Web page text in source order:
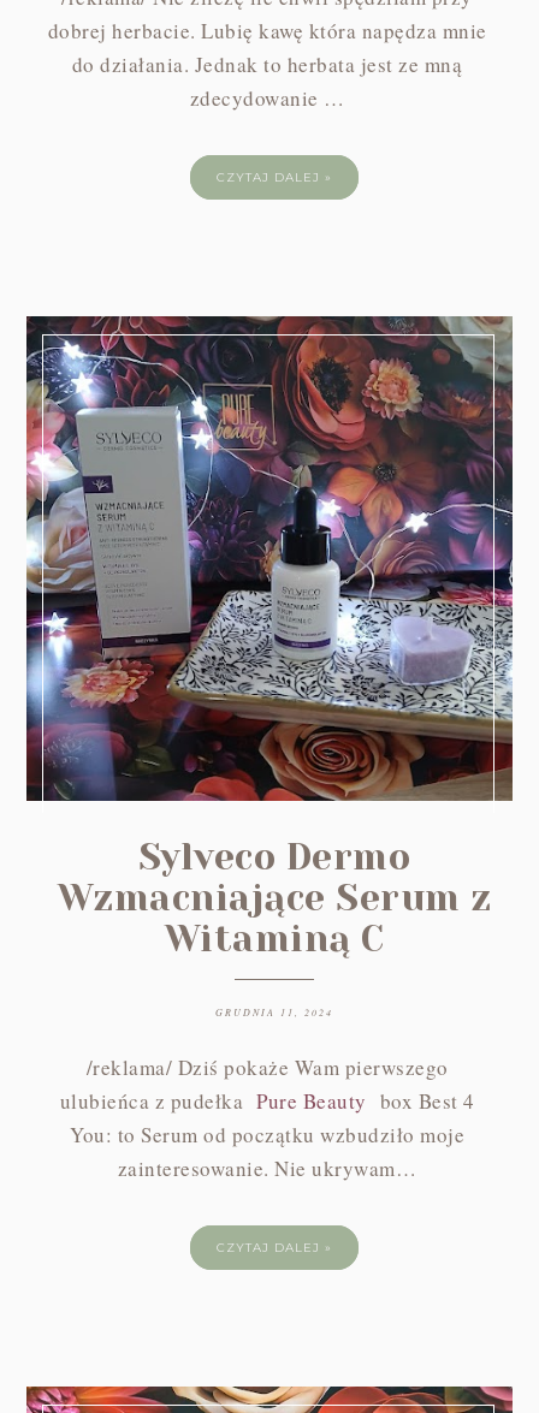
dobrej herbacie. Lubię kawę która napędza mnie
do działania. Jednak to herbata jest ze mną
zdecydowanie …
CZYTAJ DALEJ »
Sylveco Dermo
Wzmacniające Serum z
Witaminą C
GRUDNIA 11, 2024
/reklama/ Dziś pokaże Wam pierwszego
ulubieńca z pudełka Pure Beauty box Best 4
You: to Serum od początku wzbudziło moje
zainteresowanie. Nie ukrywam…
CZYTAJ DALEJ »